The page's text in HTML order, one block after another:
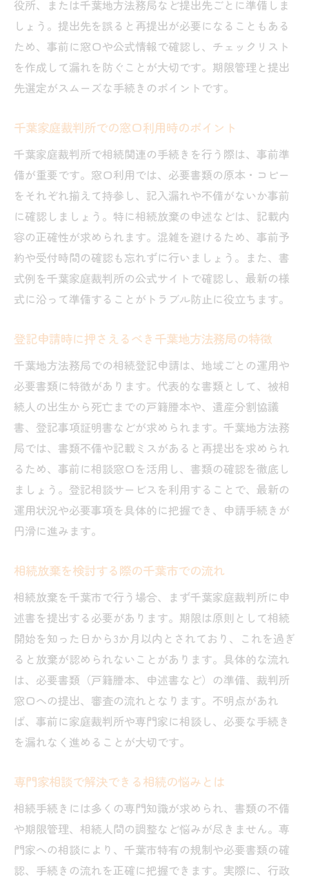
役所、または千葉地方法務局など提出先ごとに準備しま
しょう。提出先を誤ると再提出が必要になることもある
ため、事前に窓口や公式情報で確認し、チェックリスト
を作成して漏れを防ぐことが大切です。期限管理と提出
先選定がスムーズな手続きのポイントです。
千葉家庭裁判所での窓口利用時のポイント
千葉家庭裁判所で相続関連の手続きを行う際は、事前準
備が重要です。窓口利用では、必要書類の原本・コピー
をそれぞれ揃えて持参し、記入漏れや不備がないか事前
に確認しましょう。特に相続放棄の申述などは、記載内
容の正確性が求められます。混雑を避けるため、事前予
約や受付時間の確認も忘れずに行いましょう。また、書
式例を千葉家庭裁判所の公式サイトで確認し、最新の様
式に沿って準備することがトラブル防止に役立ちます。
登記申請時に押さえるべき千葉地方法務局の特徴
千葉地方法務局での相続登記申請は、地域ごとの運用や
必要書類に特徴があります。代表的な書類として、被相
続人の出生から死亡までの戸籍謄本や、遺産分割協議
書、登記事項証明書などが求められます。千葉地方法務
局では、書類不備や記載ミスがあると再提出を求められ
るため、事前に相談窓口を活用し、書類の確認を徹底し
ましょう。登記相談サービスを利用することで、最新の
運用状況や必要事項を具体的に把握でき、申請手続きが
円滑に進みます。
相続放棄を検討する際の千葉市での流れ
相続放棄を千葉市で行う場合、まず千葉家庭裁判所に申
述書を提出する必要があります。期限は原則として相続
開始を知った日から3か月以内とされており、これを過ぎ
ると放棄が認められないことがあります。具体的な流れ
は、必要書類（戸籍謄本、申述書など）の準備、裁判所
窓口への提出、審査の流れとなります。不明点があれ
ば、事前に家庭裁判所や専門家に相談し、必要な手続き
を漏れなく進めることが大切です。
専門家相談で解決できる相続の悩みとは
相続手続きには多くの専門知識が求められ、書類の不備
や期限管理、相続人間の調整など悩みが尽きません。専
門家への相談により、千葉市特有の規制や必要書類の確
認、手続きの流れを正確に把握できます。実際に、行政